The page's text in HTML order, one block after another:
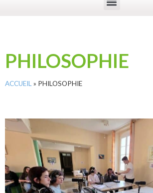
PHILOSOPHIE
ACCUEIL » PHILOSOPHIE